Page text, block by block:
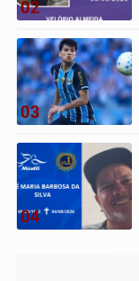
02
03
04